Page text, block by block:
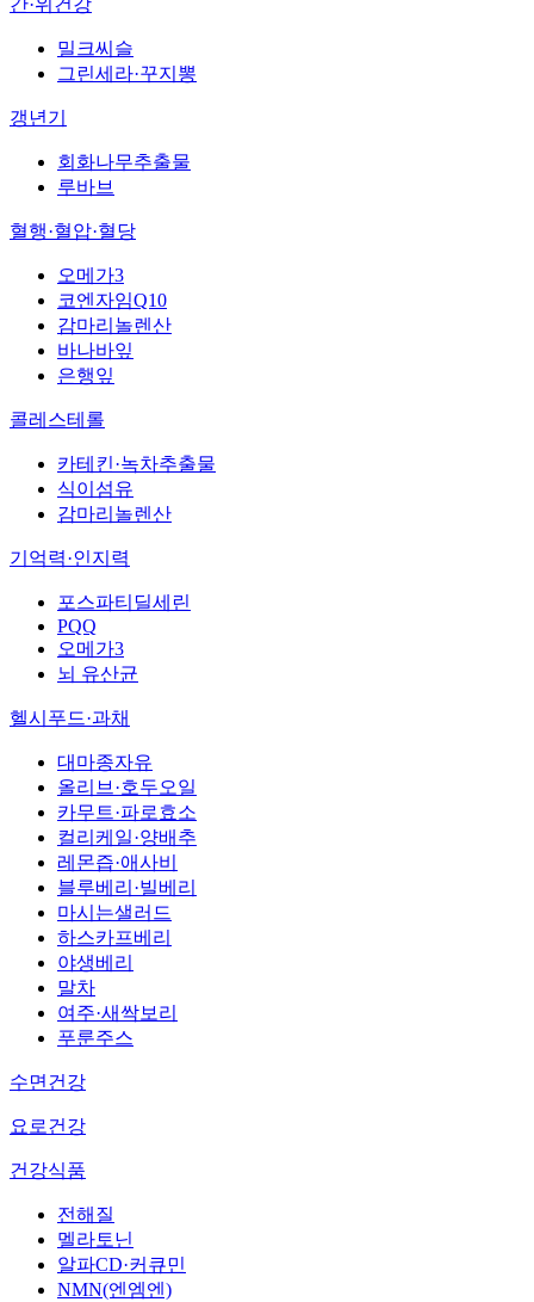
밀크씨슬
그린세라·꾸지뽕
갱년기
회화나무추출물
루바브
혈행·혈압·혈당
오메가3
코엔자임Q10
감마리놀렌산
바나바잎
은행잎
콜레스테롤
카테킨·녹차추출물
식이섬유
감마리놀렌산
기억력·인지력
포스파티딜세린
PQQ
오메가3
뇌 유산균
헬시푸드·과채
대마종자유
올리브·호두오일
카무트·파로효소
컬리케일·양배추
레몬즙·애사비
블루베리·빌베리
마시는샐러드
하스카프베리
야생베리
말차
여주·새싹보리
푸룬주스
수면건강
요로건강
건강식품
전해질
멜라토닌
알파CD·커큐민
NMN(엔엠엔)